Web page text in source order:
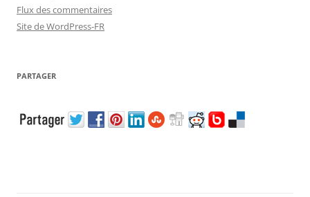
Flux des commentaires
Site de WordPress-FR
PARTAGER